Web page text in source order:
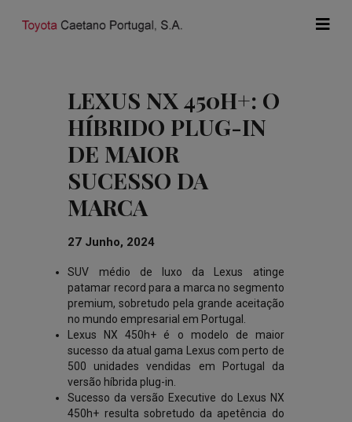
LEXUS NX 450H+: O
HÍBRIDO PLUG-IN
DE MAIOR
SUCESSO DA
MARCA
27 Junho, 2024
SUV médio de luxo da Lexus atinge
patamar record para a marca no segmento
premium, sobretudo pela grande aceitação
no mundo empresarial em Portugal.
Lexus NX 450h+ é o modelo de maior
sucesso da atual gama Lexus com perto de
500 unidades vendidas em Portugal da
versão híbrida plug-in.
Sucesso da versão Executive do Lexus NX
450h+ resulta sobretudo da apetência do